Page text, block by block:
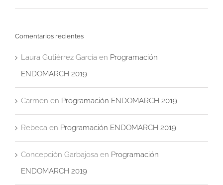
Comentarios recientes
Laura Gutiérrez García en Programación
ENDOMARCH 2019
Carmen en Programación ENDOMARCH 2019
Rebeca en Programación ENDOMARCH 2019
Concepción Garbajosa en Programación
ENDOMARCH 2019